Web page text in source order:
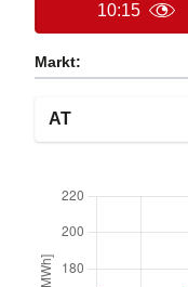
10:15
Markt: